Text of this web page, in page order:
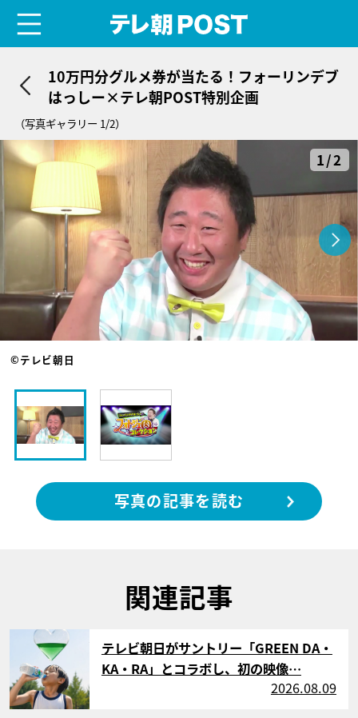
10万円分グルメ券が当たる！フォーリンデブ
はっしー×テレ朝POST特別企画
（写真ギャラリー 1/2）
1/2
©テレビ朝日
写真の記事を読む
関連記事
テレビ朝日がサントリー「GREEN DA・
KA・RA」とコラボし、初の映像…
2026.08.09